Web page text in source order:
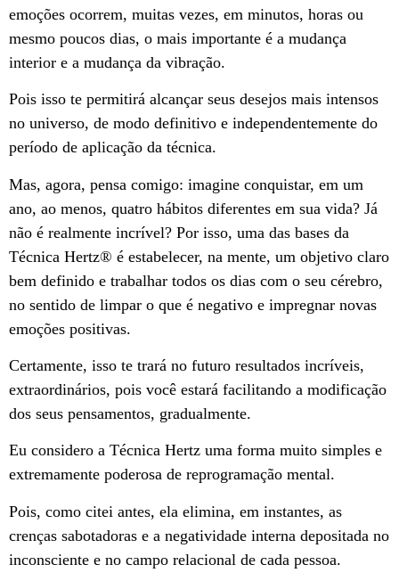
emoções ocorrem, muitas vezes, em minutos, horas ou
mesmo poucos dias, o mais importante é a mudança
interior e a mudança da vibração.
Pois isso te permitirá alcançar seus desejos mais intensos
no universo, de modo definitivo e independentemente do
período de aplicação da técnica.
Mas, agora, pensa comigo: imagine conquistar, em um
ano, ao menos, quatro hábitos diferentes em sua vida? Já
não é realmente incrível? Por isso, uma das bases da
Técnica Hertz®️ é estabelecer, na mente, um objetivo claro
bem definido e trabalhar todos os dias com o seu cérebro,
no sentido de limpar o que é negativo e impregnar novas
emoções positivas.
Certamente, isso te trará no futuro resultados incríveis,
extraordinários, pois você estará facilitando a modificação
dos seus pensamentos, gradualmente.
Eu considero a Técnica Hertz uma forma muito simples e
extremamente poderosa de reprogramação mental.
Pois, como citei antes, ela elimina, em instantes, as
crenças sabotadoras e a negatividade interna depositada no
inconsciente e no campo relacional de cada pessoa.